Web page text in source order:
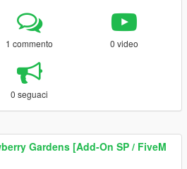
1 commento 0 video
0 seguaci
Gardens [Add-On SP / FiveM